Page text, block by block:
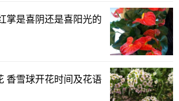
掌是喜阴还是喜阳光的
香雪球开花时间及花语